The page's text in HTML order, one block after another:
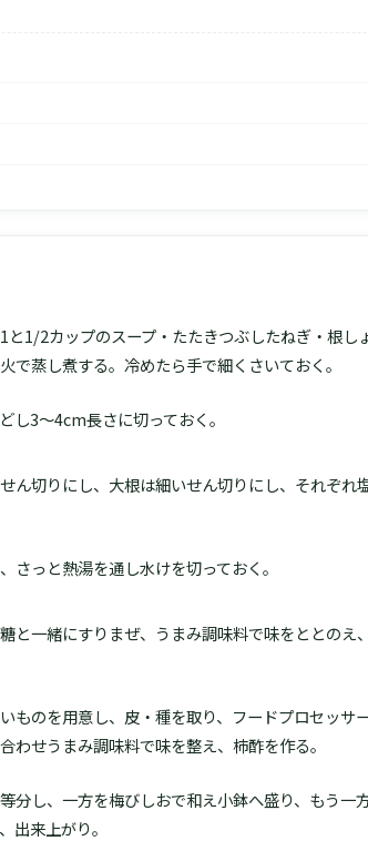
と1/2カップのスープ・たたきつぶしたねぎ・根し
で蒸し煮する。冷めたら手で細くさいておく。
し3〜4cm長さに切っておく。
ん切りにし、大根は細いせん切りにし、それぞれ
さっと熱湯を通し水けを切っておく。
と一緒にすりまぜ、うまみ調味料で味をととのえ
ものを用意し、皮・種を取り、フードプロセッサ
わせうまみ調味料で味を整え、柿酢を作る。
分し、一方を梅びしおで和え小鉢へ盛り、もう一
出来上がり。